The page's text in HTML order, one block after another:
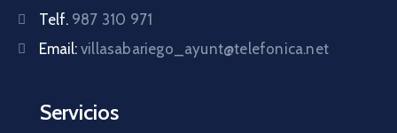
Telf. 987 310 971
Email: villasabariego_ayunt@telefonica.net
Servicios